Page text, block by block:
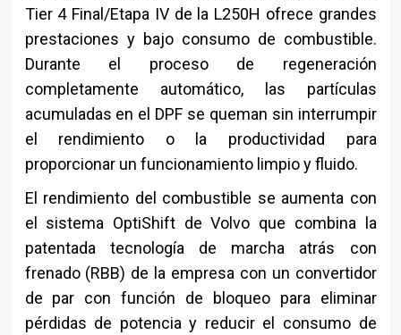
Tier 4 Final/Etapa IV de la L250H ofrece grandes
prestaciones y bajo consumo de combustible.
Durante el proceso de regeneración
completamente automático, las partículas
acumuladas en el DPF se queman sin interrumpir
el rendimiento o la productividad para
proporcionar un funcionamiento limpio y fluido.
El rendimiento del combustible se aumenta con
el sistema OptiShift de Volvo que combina la
patentada tecnología de marcha atrás con
frenado (RBB) de la empresa con un convertidor
de par con función de bloqueo para eliminar
pérdidas de potencia y reducir el consumo de